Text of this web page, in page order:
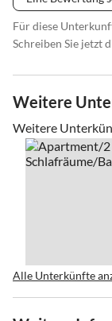
Für diese
Schreiben Sie jetzt
Weitere
Weitere
Alle Unterkünfte